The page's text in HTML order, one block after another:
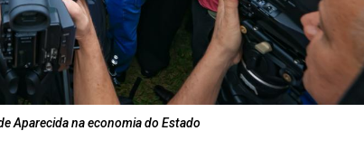
Aparecida na economia do Estado
monte...
Passe Livre Estudantil inicia
cadastro e recadastro para...
26 de dezembro de 2024